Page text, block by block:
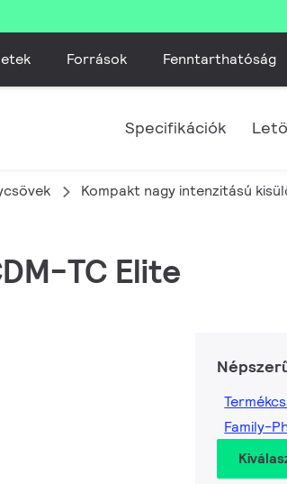
Források Fenntarthatóság
Specifikációk
Kompakt nagy intenzitású
TC Elite
Family-